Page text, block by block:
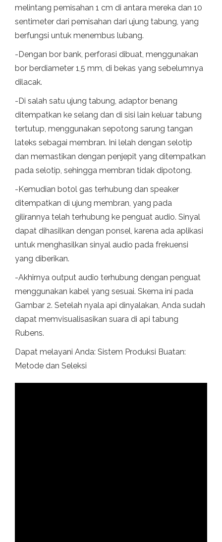
melintang pemisahan 1 cm di antara mereka dan 10
sentimeter dari pemisahan dari ujung tabung, yang
berfungsi untuk menembus lubang.
-Dengan bor bank, perforasi dibuat, menggunakan
bor berdiameter 1,5 mm, di bekas yang sebelumnya
dilacak.
-Di salah satu ujung tabung, adaptor benang
ditempatkan ke selang dan di sisi lain keluar tabung
tertutup, menggunakan sepotong sarung tangan
lateks sebagai membran. Ini lelah dengan selotip
dan memastikan dengan penjepit yang ditempatkan
pada selotip, sehingga membran tidak dipotong.
-Kemudian botol gas terhubung dan speaker
ditempatkan di ujung membran, yang pada
gilirannya telah terhubung ke penguat audio. Sinyal
dapat dihasilkan dengan ponsel, karena ada aplikasi
untuk menghasilkan sinyal audio pada frekuensi
yang diberikan.
-Akhirnya output audio terhubung dengan penguat
menggunakan kabel yang sesuai. Skema ini pada
Gambar 2. Setelah nyala api dinyalakan, Anda sudah
dapat memvisualisasikan suara di api tabung
Rubens.
Dapat melayani Anda: Sistem Produksi Buatan:
Metode dan Seleksi